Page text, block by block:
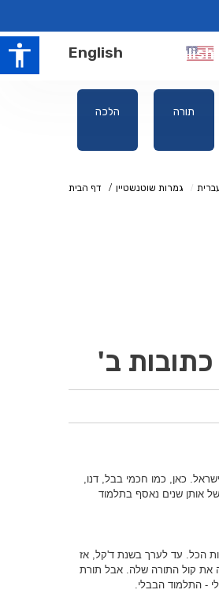
English
הלכה תורה
דף הבית גמרות שוטנשטיין
כתובות ב'
כאן, כמו חכמי בבל, דנו,
של אותן שנים נאסף בתלמוד
הכל. עד לערך בשנת ד'קל, אז
את קול התורה שלה. אבל תורת
- התלמוד הבבלי.